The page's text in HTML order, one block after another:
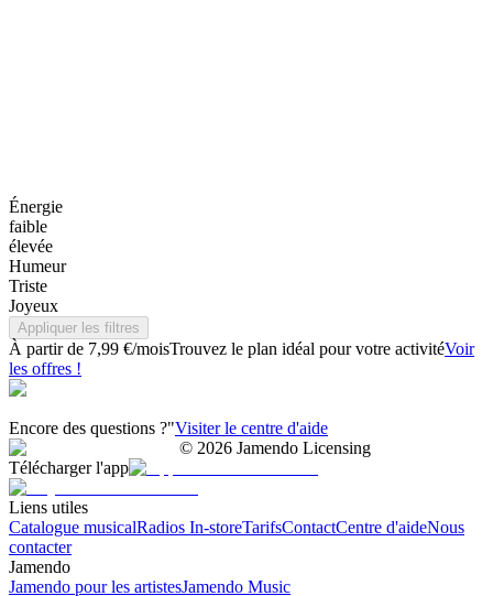
Énergie
faible
élevée
Humeur
Triste
Joyeux
Appliquer les filtres
À partir de 7,99 €/moisTrouvez le plan idéal pour votre activitéVoir
les offres !
Encore des questions ?"Visiter le centre d'aide
© 2026 Jamendo Licensing
Télécharger l'app
Liens utiles
Catalogue musicalRadios In-storeTarifsContactCentre d'aideNous
contacter
Jamendo
Jamendo pour les artistesJamendo Music